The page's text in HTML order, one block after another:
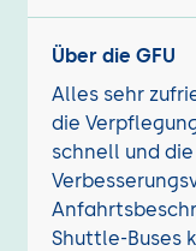
Über die GFU
Alles sehr
die
schnell und
Shuttle-Buses